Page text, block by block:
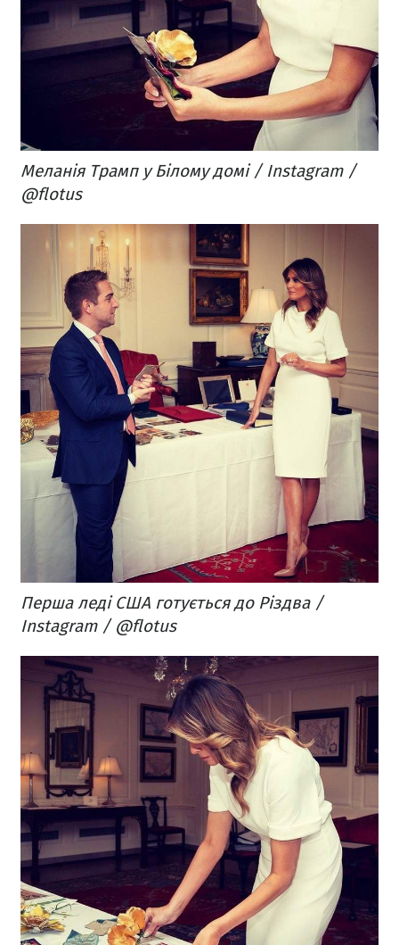
Меланія Трамп у Білому домі / Instagram /
@flotus
Перша леді США готується до Різдва /
Instagram / @flotus